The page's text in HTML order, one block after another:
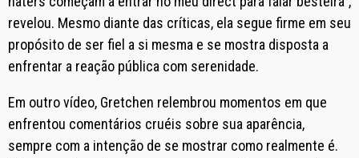
revelou. Mesmo diante das críticas, ela segue firme em seu
propósito de ser fiel a si mesma e se mostra disposta a
enfrentar a reação pública com serenidade.
Em outro vídeo, Gretchen relembrou momentos em que
enfrentou comentários cruéis sobre sua aparência,
sempre com a intenção de se mostrar como realmente é.